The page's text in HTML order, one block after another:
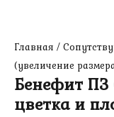
Главная /
(увеличение
Бенефит ПЗ
цветка и